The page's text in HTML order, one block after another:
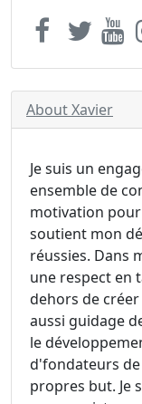
About Xavier
Je suis un
ensemble de
motivation
soutient mon
réussies. Dans
une respect en
dehors de
aussi guidage
le
d'fondateurs
propres but. Je